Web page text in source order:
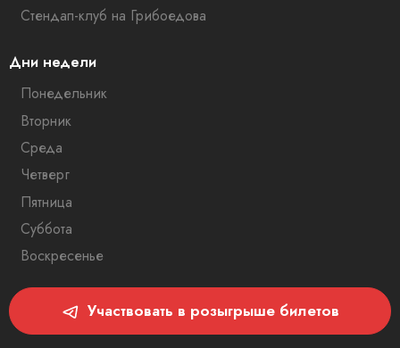
Стендап-клуб на Грибоедова
Дни недели
Понедельник
Вторник
Среда
Четверг
Пятница
Суббота
Воскресенье
Участвовать в розыгрыше билетов